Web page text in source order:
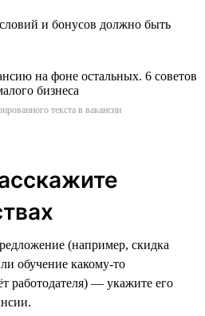
и бонусов должно быть
текста в вакансии
(например, скидка
обучение какому-то
работодателя) — укажите его